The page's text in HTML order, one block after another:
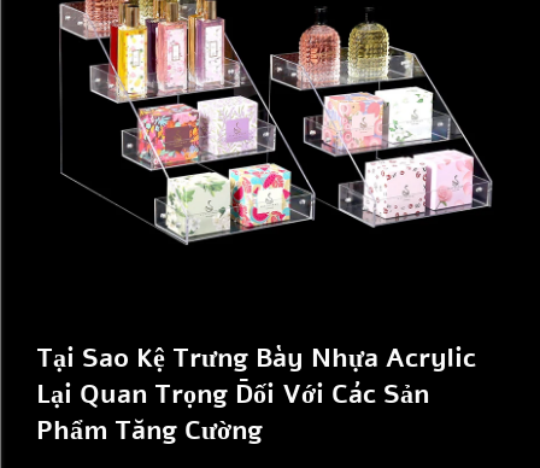
Tại Sao Kệ Trưng Bày Nhựa Acrylic
Lại Quan Trọng Đối Với Các Sản
Phẩm Tăng Cường